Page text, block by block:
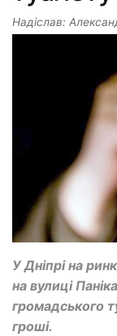
Надіслав:
У Дніпрі на
на вулиці
громадського
гроші.